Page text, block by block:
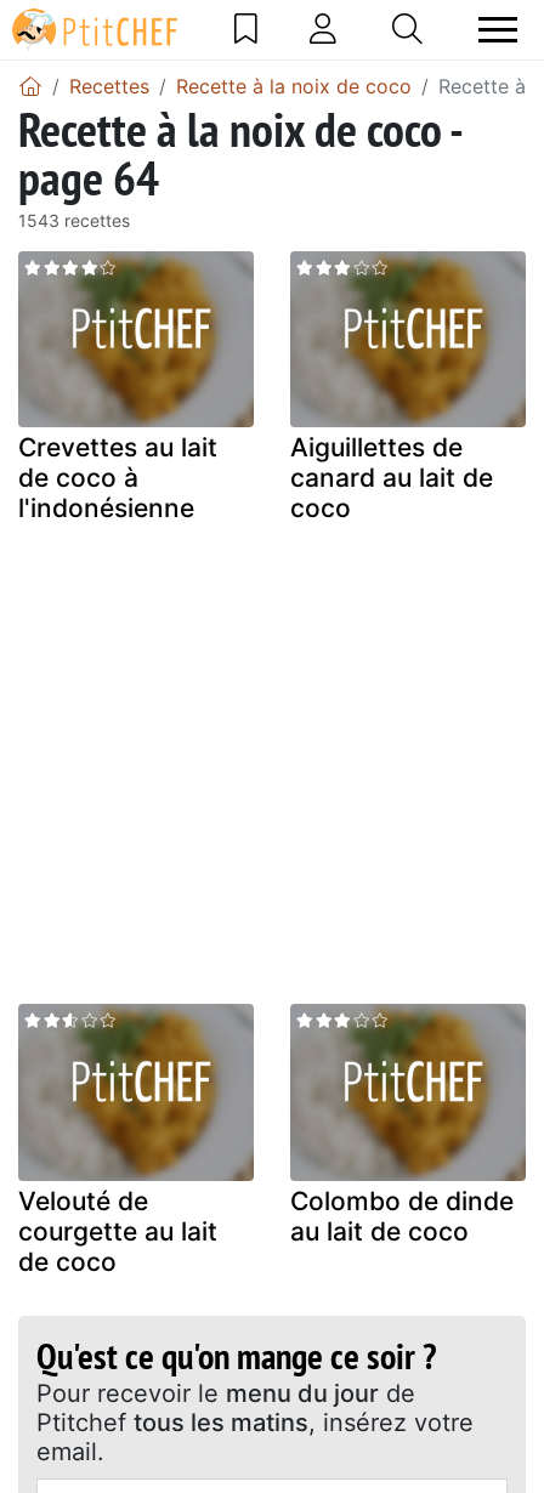
Recettes Recette à la noix de coco Recette à
Recette à la noix de coco -
page 64
1543 recettes
Crevettes au lait
de coco à
l'indonésienne
Aiguillettes de
canard au lait de
coco
Velouté de
courgette au lait
de coco
Colombo de dinde
au lait de coco
Qu'est ce qu'on mange ce soir ?
Pour recevoir le menu du jour de
Ptitchef tous les matins, insérez votre
email.